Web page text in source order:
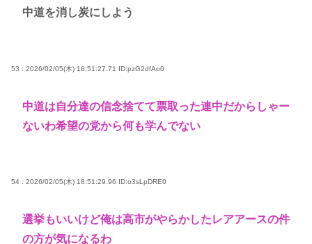
中道を消し炭にしよう
53 : 2026/02/05(木) 18:51:27.71 ID:pzG2dfAo0
中道は自分達の信念捨てて票取った連中だからしゃー
ないわ希望の党から何も学んでない
54 : 2026/02/05(木) 18:51:29.96 ID:o3sLpDRE0
選挙もいいけど俺は高市がやらかしたレアアースの件
の方が気になるわ